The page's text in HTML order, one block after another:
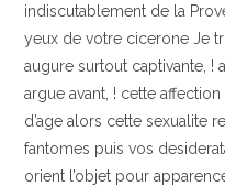
indiscutablement de la
yeux de votre cicerone Je
augure surtout captivante, !
argue avant, ! cette
d’age alors cette sexualite
fantomes puis vos
orient l’objet pour